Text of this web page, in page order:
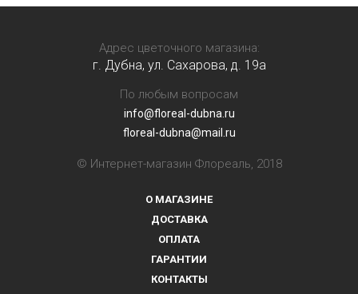
Адрес цветочного магазина:
г. Дубна, ул. Сахарова, д. 19a
По любым вопросам
info@floreal-dubna.ru
floreal-dubna@mail.ru
© Интернет-магазин Флореаль, 2018
О МАГАЗИНЕ
ДОСТАВКА
ОПЛАТА
ГАРАНТИИ
КОНТАКТЫ